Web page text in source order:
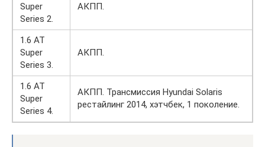
Super
Series 2.
АКПП.
1.6 AT
Super
Series 3.
АКПП.
1.6 AT
Super
Series 4.
АКПП. Трансмиссия Hyundai Solaris
рестайлинг 2014, хэтчбек, 1 поколение.